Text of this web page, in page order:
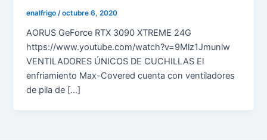
enalfrigo/octubre 6, 2020
AORUS GeForce RTX 3090 XTREME 24G
https://www.youtube.com/watch?v=9Mlz1Jmunlw
VENTILADORES ÚNICOS DE CUCHILLAS El
enfriamiento Max-Covered cuenta con ventiladores
de pila de […]